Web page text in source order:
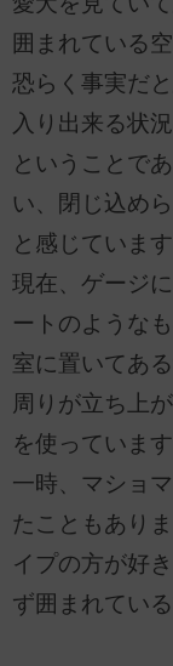
囲まれている
恐らく事実だ
入り出来る状
ということで
い、閉じ込め
と感じています
現在、ゲージ
ートのような
室に置いてあ
周りが立ち上
を使っています
一時、マショ
たこともあり
イプの方が好
ず囲まれてい